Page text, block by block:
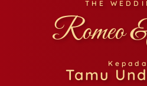
THE
Romeo
Tamu